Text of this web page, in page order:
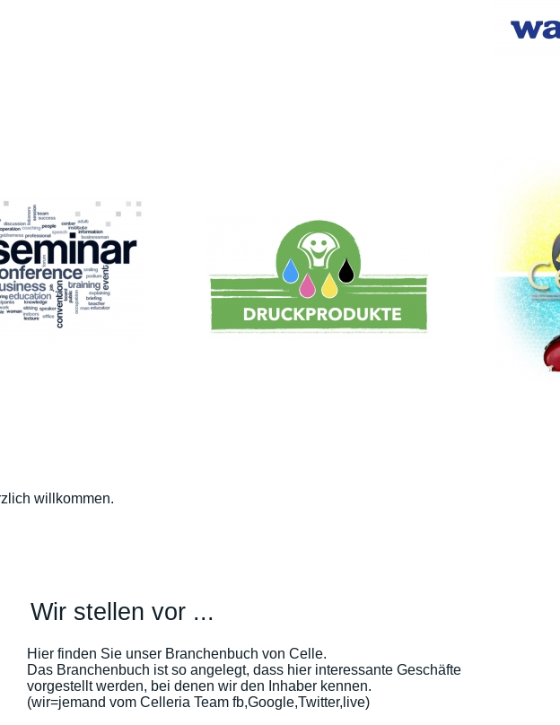
Wir stellen vor ...
Hier finden Sie unser Branchenbuch von Celle.
Das Branchenbuch ist so angelegt, dass hier interessante Geschäfte
vorgestellt werden, bei denen wir den Inhaber kennen.
(wir=jemand vom Celleria Team fb,Google,Twitter,live)